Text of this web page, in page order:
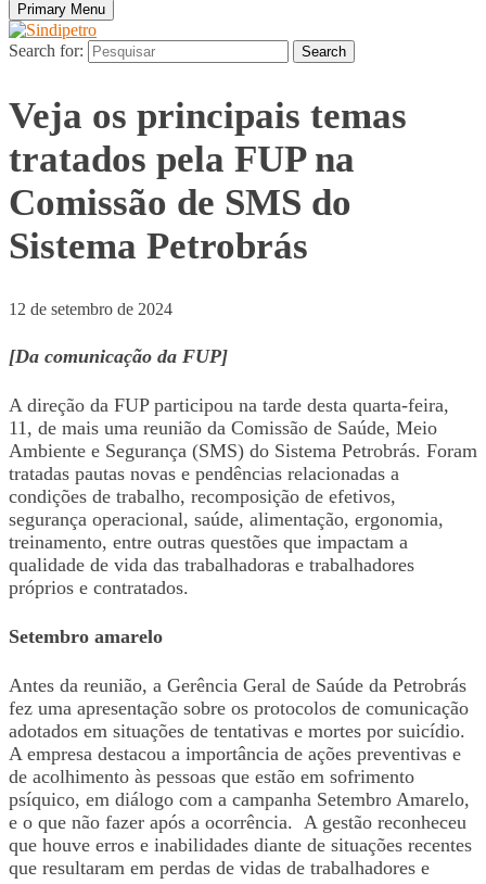
Primary Menu
Search for: Search
Veja os principais temas
tratados pela FUP na
Comissão de SMS do
Sistema Petrobrás
12 de setembro de 2024
[Da comunicação da FUP]
A direção da FUP participou na tarde desta quarta-feira,
11, de mais uma reunião da Comissão de Saúde, Meio
Ambiente e Segurança (SMS) do Sistema Petrobrás. Foram
tratadas pautas novas e pendências relacionadas a
condições de trabalho, recomposição de efetivos,
segurança operacional, saúde, alimentação, ergonomia,
treinamento, entre outras questões que impactam a
qualidade de vida das trabalhadoras e trabalhadores
próprios e contratados.
Setembro amarelo
Antes da reunião, a Gerência Geral de Saúde da Petrobrás
fez uma apresentação sobre os protocolos de comunicação
adotados em situações de tentativas e mortes por suicídio.
A empresa destacou a importância de ações preventivas e
de acolhimento às pessoas que estão em sofrimento
psíquico, em diálogo com a campanha Setembro Amarelo,
e o que não fazer após a ocorrência. A gestão reconheceu
que houve erros e inabilidades diante de situações recentes
que resultaram em perdas de vidas de trabalhadores e